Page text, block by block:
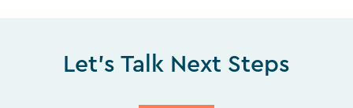
Let's Talk Next Steps